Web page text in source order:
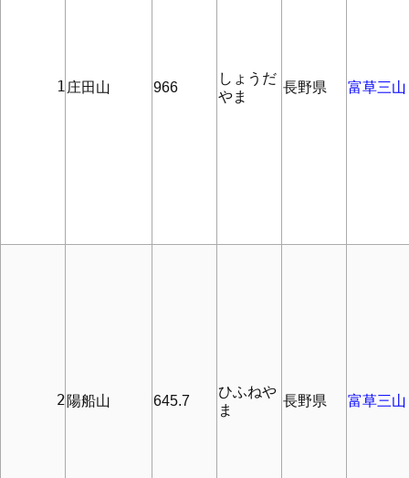
      1
庄田山 966
しょうだ
やま
長野県 富草三山
      2
陽船山 645.7
ひふねや
ま
長野県 富草三山